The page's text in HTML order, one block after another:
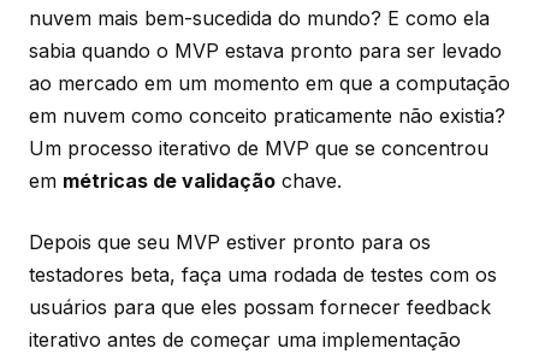
nuvem mais bem-sucedida do mundo? E como ela
sabia quando o MVP estava pronto para ser levado
ao mercado em um momento em que a computação
em nuvem como conceito praticamente não existia?
Um processo iterativo de MVP que se concentrou
em métricas de validação chave.
Depois que seu MVP estiver pronto para os
testadores beta, faça uma rodada de testes com os
usuários para que eles possam fornecer feedback
iterativo antes de começar uma implementação